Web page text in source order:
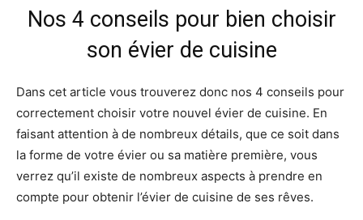
Nos 4 conseils pour bien choisir
son évier de cuisine
Dans cet article vous trouverez donc nos 4 conseils pour
correctement choisir votre nouvel évier de cuisine. En
faisant attention à de nombreux détails, que ce soit dans
la forme de votre évier ou sa matière première, vous
verrez qu’il existe de nombreux aspects à prendre en
compte pour obtenir l’évier de cuisine de ses rêves.